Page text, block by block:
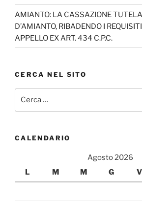
AMIANTO: LA CASSAZIONE
D’AMIANTO, RIBADENDO I
APPELLO EX ART. 434 C.P.C.
CERCA NEL SITO
CALENDARIO
Agosto 2026
L
M M G V